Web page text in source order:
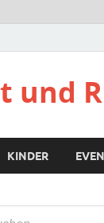
und
KINDER